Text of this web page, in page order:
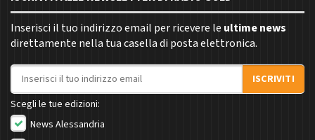
Inserisci il tuo indirizzo email per ricevere le ultime news
direttamente nella tua casella di posta elettronica.
Indirizzo email
ISCRIVITI
Scegli le tue edizioni:
News Alessandria